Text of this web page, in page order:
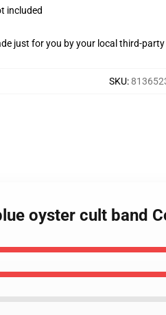
included
just for you by your local third-
SKU:
oyster cult band